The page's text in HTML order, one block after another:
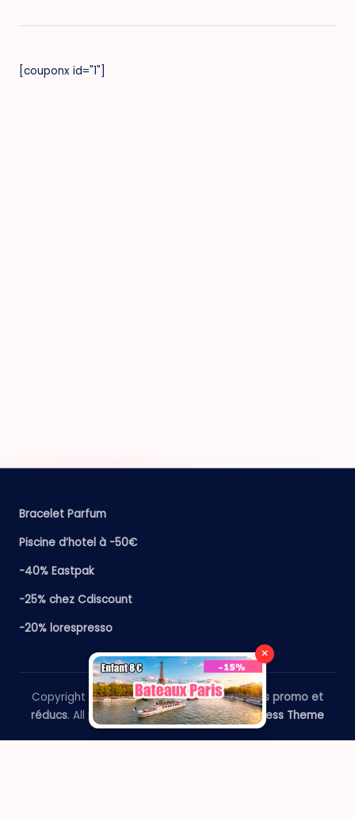
[couponx id="1"]
Bracelet Parfum
Piscine d’hotel à -50€
-40% Eastpak
-25% chez Cdiscount
-20% lorespresso
Copyright 2026 —
​Le Paris Guide - Codes promo et
réducs. All rights reserved.Bloghash WordPress Theme
×